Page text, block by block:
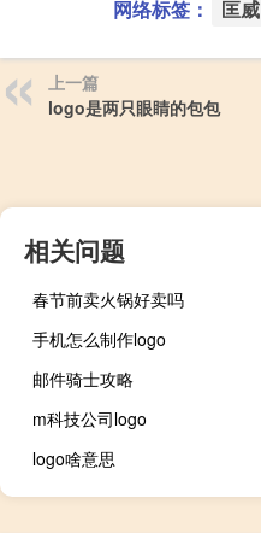
网络标签： 匡威
上一篇
logo是两只眼睛的包包
相关问题
春节前卖火锅好卖吗
手机怎么制作logo
邮件骑士攻略
m科技公司logo
logo啥意思